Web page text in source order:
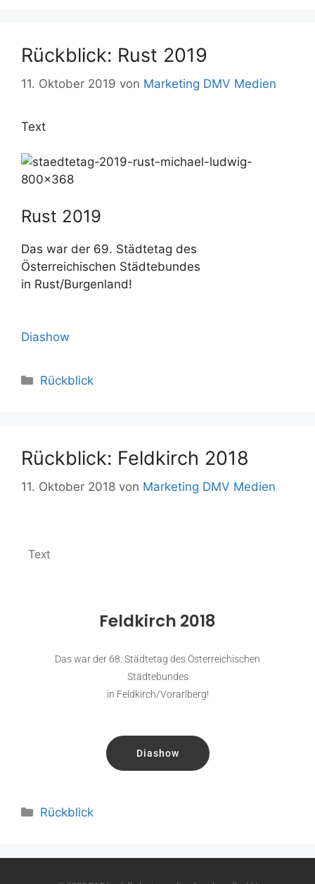
Rückblick: Rust 2019
11. Oktober 2019 von Marketing DMV Medien
Text
Rust 2019
Das war der 69. Städtetag des
Österreichischen Städtebundes
in Rust/Burgenland!
Diashow
Rückblick
Rückblick: Feldkirch 2018
11. Oktober 2018 von Marketing DMV Medien
Text
Feldkirch 2018
Das war der 68. Städtetag des Österreichischen
Städtebundes
in Feldkirch/Vorarlberg!
Diashow
Rückblick